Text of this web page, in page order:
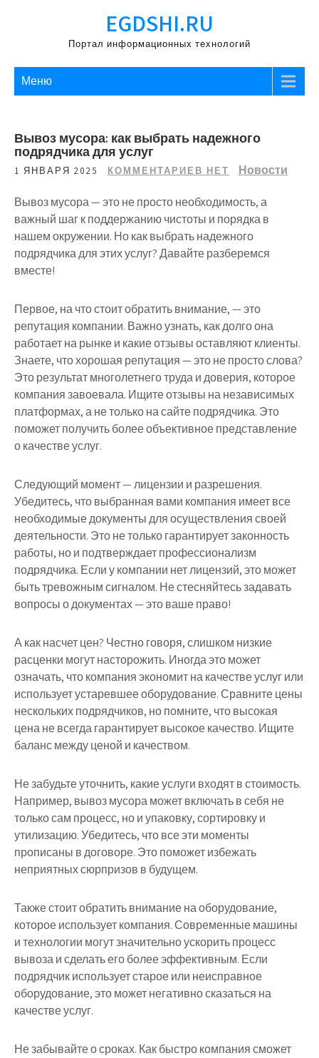
содержимому
EGDSHI.RU
Портал информационных технологий
Меню
Вывоз мусора: как выбрать надежного
подрядчика для услуг
1 ЯНВАРЯ 2025 КОММЕНТАРИЕВ НЕТ Новости
Вывоз мусора — это не просто необходимость, а
важный шаг к поддержанию чистоты и порядка в
нашем окружении. Но как выбрать надежного
подрядчика для этих услуг? Давайте разберемся
вместе!
Первое, на что стоит обратить внимание, — это
репутация компании. Важно узнать, как долго она
работает на рынке и какие отзывы оставляют клиенты.
Знаете, что хорошая репутация — это не просто слова?
Это результат многолетнего труда и доверия, которое
компания завоевала. Ищите отзывы на независимых
платформах, а не только на сайте подрядчика. Это
поможет получить более объективное представление
о качестве услуг.
Следующий момент — лицензии и разрешения.
Убедитесь, что выбранная вами компания имеет все
необходимые документы для осуществления своей
деятельности. Это не только гарантирует законность
работы, но и подтверждает профессионализм
подрядчика. Если у компании нет лицензий, это может
быть тревожным сигналом. Не стесняйтесь задавать
вопросы о документах — это ваше право!
А как насчет цен? Честно говоря, слишком низкие
расценки могут насторожить. Иногда это может
означать, что компания экономит на качестве услуг или
использует устаревшее оборудование. Сравните цены
нескольких подрядчиков, но помните, что высокая
цена не всегда гарантирует высокое качество. Ищите
баланс между ценой и качеством.
Не забудьте уточнить, какие услуги входят в стоимость.
Например, вывоз мусора может включать в себя не
только сам процесс, но и упаковку, сортировку и
утилизацию. Убедитесь, что все эти моменты
прописаны в договоре. Это поможет избежать
неприятных сюрпризов в будущем.
Также стоит обратить внимание на оборудование,
которое использует компания. Современные машины
и технологии могут значительно ускорить процесс
вывоза и сделать его более эффективным. Если
подрядчик использует старое или неисправное
оборудование, это может негативно сказаться на
качестве услуг.
Не забывайте о сроках. Как быстро компания сможет